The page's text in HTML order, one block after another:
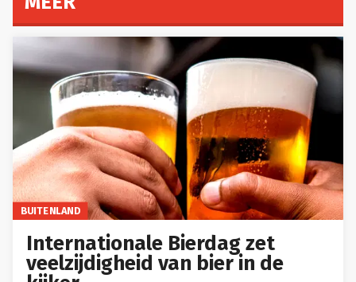
BUITENLAND
Internationale Bierdag zet
veelzijdigheid van bier in de